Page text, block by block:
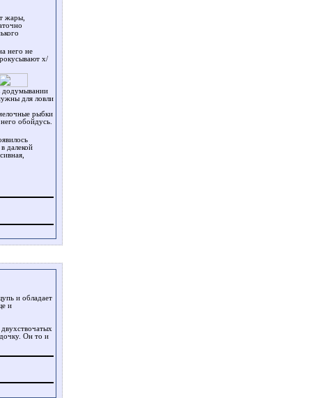
жары,
него не
х/
додумывании
для ловли
рыбки
обойдусь.
далекой
и обладает
и
Он то и